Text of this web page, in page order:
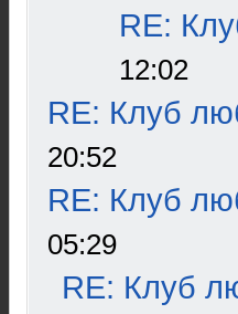
RE:
12:02
RE: Клуб
20:52
RE: Клуб
05:29
RE: Клуб